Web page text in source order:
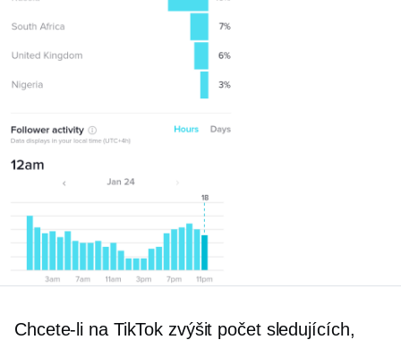
Chcete-li na TikTok zvýšit počet sledujících,